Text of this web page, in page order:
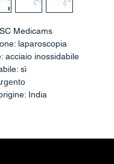
Medicams
laparoscopia
acciaio inossidabile
sì
India